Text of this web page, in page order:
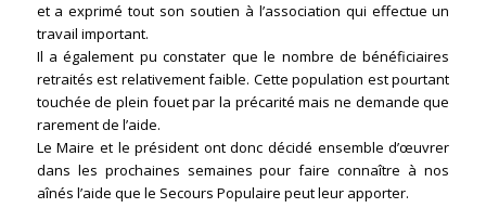
et a exprimé tout son soutien à l’association qui effectue un
travail important.
Il a également pu constater que le nombre de bénéficiaires
retraités est relativement faible. Cette population est pourtant
touchée de plein fouet par la précarité mais ne demande que
rarement de l’aide.
Le Maire et le président ont donc décidé ensemble d’œuvrer
dans les prochaines semaines pour faire connaître à nos
aînés l’aide que le Secours Populaire peut leur apporter.